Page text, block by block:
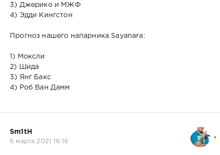
3) Джерико и МЖФ
4) Эдди Кингстон
Прогноз нашего напарника Sayanara:
1) Моксли
2) Шида
3) Янг Бакс
4) Роб Ван Дамм
Sm1tH
6 марта 2021 16:16